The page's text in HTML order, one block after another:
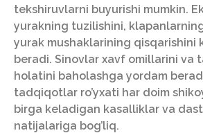
tekshiruvlarni buyurishi mumkin.
yurakning tuzilishini,
yurak mushaklarining qisqarishini
beradi. Sinovlar xavf omillarini va
holatini baholashga yordam
tadqiqotlar ro’yxati har doim
birga keladigan kasalliklar va
natijalariga bog’liq.